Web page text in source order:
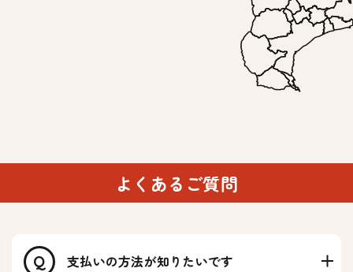
よくあるご質問
Q 支払いの方法が知りたいです